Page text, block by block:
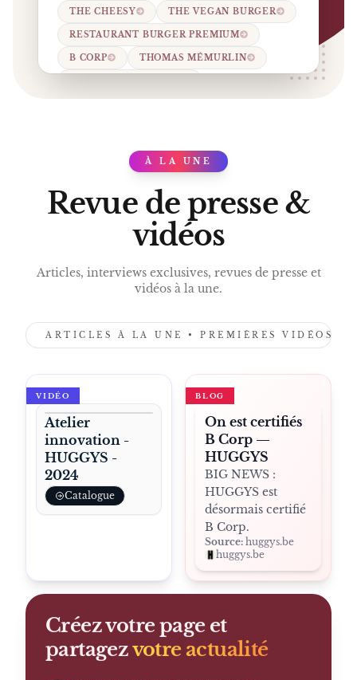
THE CHEESY THE VEGAN BURGER
RESTAURANT BURGER PREMIUM
B CORP THOMAS MÉMURLIN
PRESS
À LA UNE
Revue de presse &
vidéos
Articles, interviews exclusives, revues de presse et
vidéos à la une.
ARTICLES À LA UNE • PREMIÈRES VIDÉOS •
VIDÉO
Atelier
innovation -
HUGGYS -
2024
Catalogue
BLOG
On est certifiés
B Corp —
HUGGYS
BIG NEWS :
HUGGYS est
désormais certifié
B Corp.
Source: huggys.be
huggys.be
Créez votre page et
partagezvotre actualité